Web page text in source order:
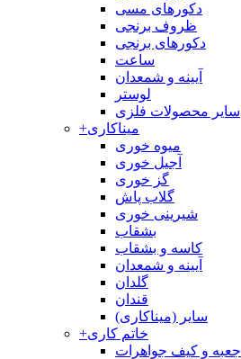
دکورهای مسی
ظروف برنجی
دکورهای برنجی
ساعت
آیینه و شمعدان
لوستر
سایر محصولات فلزی
+میناکاری
میوه خوری
آجیل خوری
گز خوری
گلاب پاش
شیرینی خوری
بشقاب
کاسه و بشقاب
آیینه و شمعدان
گلدان
قندان
سایر (میناکاری)
+خاتم کاری
جعبه و کیف جواهرات